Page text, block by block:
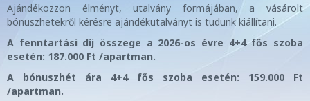
Ajándékozzon élményt, utalvány formájában, a vásárolt
bónuszhetekről kérésre ajándékutalványt is tudunk kiállítani.
A fenntartási díj összege a 2026-os évre 4+4 fős szoba
esetén: 187.000 Ft /apartman.
A bónuszhét ára 4+4 fős szoba esetén: 159.000 Ft
/apartman.